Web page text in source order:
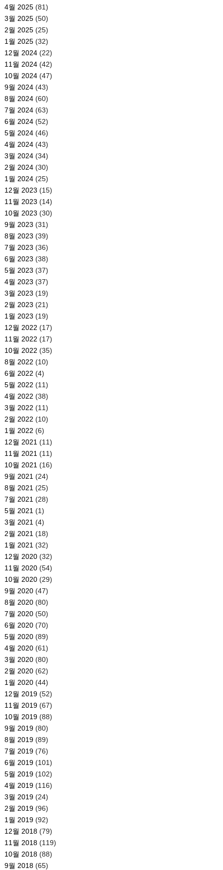
4월 2025(81)
3월 2025(50)
2월 2025(25)
1월 2025(32)
12월 2024(22)
11월 2024(42)
10월 2024(47)
9월 2024(43)
8월 2024(60)
7월 2024(63)
6월 2024(52)
5월 2024(46)
4월 2024(43)
3월 2024(34)
2월 2024(30)
1월 2024(25)
12월 2023 (15)
11월 2023 (14)
10월 2023 (30)
9월 2023 (31)
8월 2023 (39)
7월 2023 (36)
6월 2023 (38)
5월 2023 (37)
4월 2023 (37)
3월 2023 (19)
2월 2023 (21)
1월 2023 (19)
12월 2022 (17)
11월 2022 (17)
10월 2022 (35)
8월 2022 (10)
6월 2022 (4)
5월 2022 (11)
4월 2022 (38)
3월 2022 (11)
2월 2022 (10)
1월 2022 (6)
12월 2021 (11)
11월 2021 (11)
10월 2021 (16)
9월 2021 (24)
8월 2021 (25)
7월 2021 (28)
5월 2021 (1)
3월 2021 (4)
2월 2021 (18)
1월 2021 (32)
12월 2020(32)
11월 2020(54)
10월 2020(29)
9월 2020(47)
8월 2020(80)
7월 2020(50)
6월 2020(70)
5월 2020(89)
4월 2020(61)
3월 2020(80)
2월 2020(62)
1월 2020(44)
12월 2019(52)
11월 2019(67)
10월 2019(88)
9월 2019(80)
8월 2019(89)
7월 2019(76)
6월 2019(101)
5월 2019(102)
4월 2019(116)
3월 2019(24)
2월 2019(96)
1월 2019(92)
12월 2018(79)
11월 2018(119)
10월 2018(88)
9월 2018(65)